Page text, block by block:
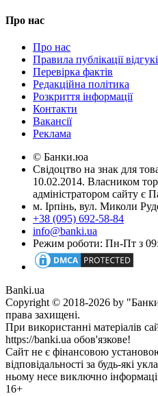
Про нас
Про нас
Правила публікації
Перевірка фактів
Редакційна політика
Розкриття інформації
Контакти
Вакансії
Реклама
© Банки.юа
Свідоцтво на знак для
10.02.2014. Власником
адміністратором сайту є
м. Ірпінь, вул. Миколи
+38 (095) 692-58-84
info@banki.ua
Режим роботи: Пн-Пт з
Banki.ua
Copyright © 2018-2026 by
права захищені.
При використанні матеріалів
https://banki.ua обов'язкове!
Сайт не є фінансовою
відповідальності за будь-які
ньому несе виключно
16+